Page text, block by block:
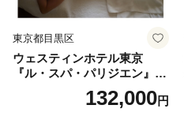
東京都目黒区
ウェスティンホテル東京
『ル・スパ・パリジエン』選
べるボディセラピー90分/1名
132,000円